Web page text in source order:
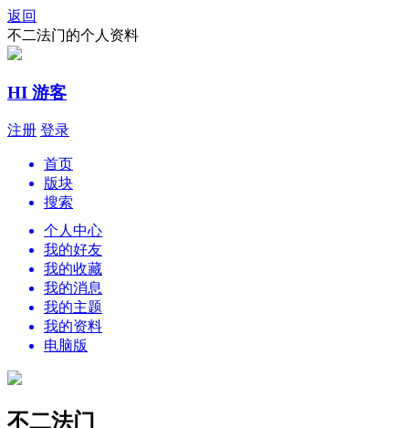
返回
不二法门的个人资料
HI 游客
注册 登录
首页
版块
搜索
个人中心
我的好友
我的收藏
我的消息
我的主题
我的资料
电脑版
不二法门